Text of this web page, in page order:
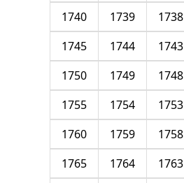
1738
1739
1740
1743
1744
1745
1748
1749
1750
1753
1754
1755
1758
1759
1760
1763
1764
1765